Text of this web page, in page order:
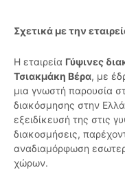
Σχετικά με την
Η εταιρεία Γύψινες
Τσιακμάκη Βέρα, με
μια γνωστή παρουσία
διακόσμησης στην
εξειδίκευσή της στις
διακοσμήσεις,
αναδιαμόρφωση
χώρων.